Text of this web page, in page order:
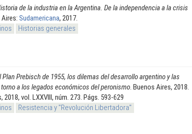
de la industria en la Argentina. De la independencia a la crisis
Aires: Sudamericana, 2017.
Historias generales
Plan Prebisch de 1955, los dilemas del desarrollo argentino y las
a los legados económicos del peronismo . Buenos Aires, 2018.
2018, vol. LXXVIII, núm. 273. Págs. 593-629
Resistencia y "Revolución Libertadora"